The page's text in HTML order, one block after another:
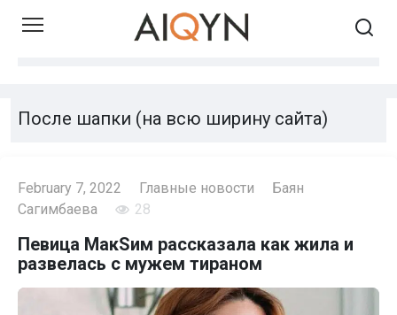
Skip
После шапки (на всю ширину сайта)
February 7, 2022 Главные новости
Баян
Сагимбаева
28
Певица МакSим рассказала как жила и
развелась с мужем тираном